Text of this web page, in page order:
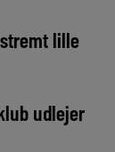
lille
udlejer